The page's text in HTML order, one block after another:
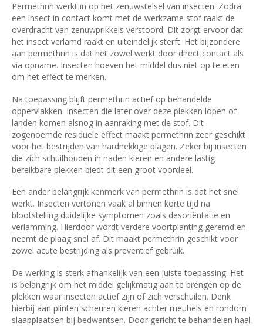
Permethrin werkt in op het zenuwstelsel van insecten. Zodra
een insect in contact komt met de werkzame stof raakt de
overdracht van zenuwprikkels verstoord. Dit zorgt ervoor dat
het insect verlamd raakt en uiteindelijk sterft. Het bijzondere
aan permethrin is dat het zowel werkt door direct contact als
via opname. Insecten hoeven het middel dus niet op te eten
om het effect te merken.
Na toepassing blijft permethrin actief op behandelde
oppervlakken. Insecten die later over deze plekken lopen of
landen komen alsnog in aanraking met de stof. Dit
zogenoemde residuele effect maakt permethrin zeer geschikt
voor het bestrijden van hardnekkige plagen. Zeker bij insecten
die zich schuilhouden in naden kieren en andere lastig
bereikbare plekken biedt dit een groot voordeel.
Een ander belangrijk kenmerk van permethrin is dat het snel
werkt. Insecten vertonen vaak al binnen korte tijd na
blootstelling duidelijke symptomen zoals desoriëntatie en
verlamming. Hierdoor wordt verdere voortplanting geremd en
neemt de plaag snel af. Dit maakt permethrin geschikt voor
zowel acute bestrijding als preventief gebruik.
De werking is sterk afhankelijk van een juiste toepassing. Het
is belangrijk om het middel gelijkmatig aan te brengen op de
plekken waar insecten actief zijn of zich verschuilen. Denk
hierbij aan plinten scheuren kieren achter meubels en rondom
slaapplaatsen bij bedwantsen. Door gericht te behandelen haal